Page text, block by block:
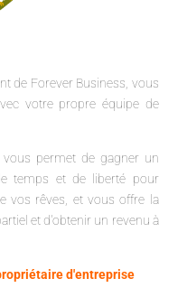
de Forever Business, vous
votre propre équipe de
permet de gagner un
temps et de liberté pour
vos rêves, et vous offre la
et d'obtenir un revenu à
d'entreprise